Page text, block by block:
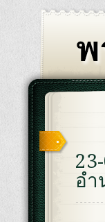
อำ